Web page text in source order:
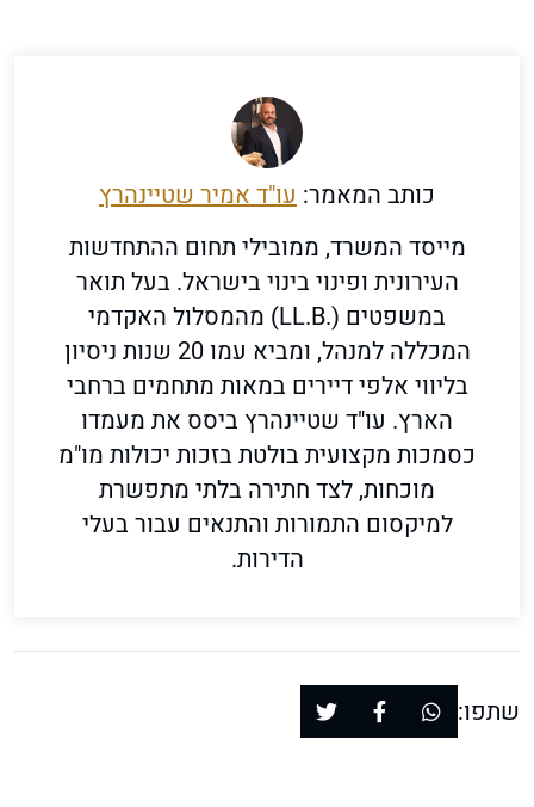
כותב המאמר: עו"ד אמיר שטיינהרץ
מייסד המשרד, ממובילי תחום ההתחדשות
העירונית ופינוי בינוי בישראל. בעל תואר
במשפטים (.LL.B) מהמסלול האקדמי
המכללה למנהל, ומביא עמו 20 שנות ניסיון
בליווי אלפי דיירים במאות מתחמים ברחבי
הארץ. עו"ד שטיינהרץ ביסס את מעמדו
כסמכות מקצועית בולטת בזכות יכולות מו"מ
מוכחות, לצד חתירה בלתי מתפשרת
למיקסום התמורות והתנאים עבור בעלי
הדירות.
שתפו: